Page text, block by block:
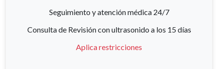
Seguimiento y atención médica 24/7
Consulta de Revisión con ultrasonido a los 15 días
Aplica restricciones